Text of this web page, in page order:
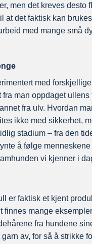
men det kreves desto
at det faktisk kan
med mange små
med
man oppdaget ullens
fra ulv. Hvordan
ikke med sikkerhet,
stadium – fra den
å følge
vi kjenner i
er faktisk et kjent
finnes mange
fra hundene
av, for så å strikke